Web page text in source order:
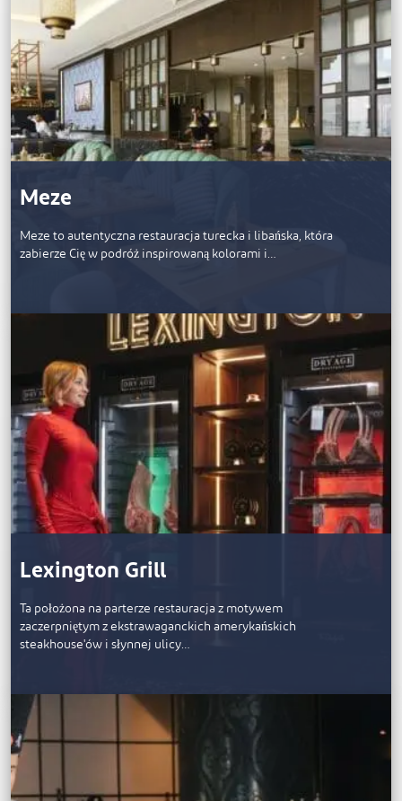
Meze
Meze to autentyczna restauracja turecka i libańska, która
zabierze Cię w podróż inspirowaną kolorami i…
Lexington Grill
Ta położona na parterze restauracja z motywem
zaczerpniętym z ekstrawaganckich amerykańskich
steakhouse'ów i słynnej ulicy…